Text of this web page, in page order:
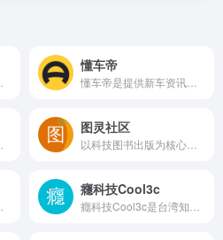
懂车帝
图灵社区
癮科技Cool3c